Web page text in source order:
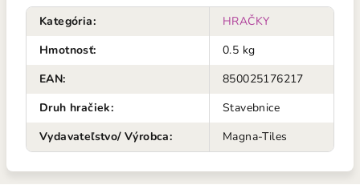
Kategória:
HRAČKY
Hmotnosť:
0.5 kg
EAN:
850025176217
Druh hračiek:
Stavebnice
Vydavateľstvo/ Výrobca: Magna-Tiles